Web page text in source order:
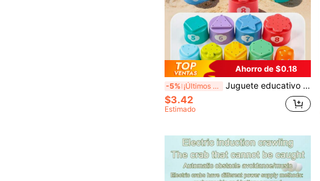
Ahorro de $0.18
-5% ¡Últimos 2 días Juguete educativo divertido de tazas apilables, juego de tazas apilables para niños, juguete educativo de clasificación de colores por capas, juguete de entrenamiento de apilamiento, juguete de juego de roles, juguete de interacción entre padres e hijos, recomendación de regalo para niños, juguete de apilamiento para niños y niñas, regalo de cumpleaños, regalo de vacaciones (tazas apilables de color aleatorio)
$3.42
Estimado